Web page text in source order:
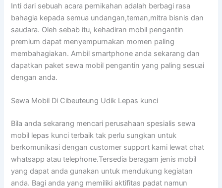
Inti dari sebuah acara pernikahan adalah berbagi rasa
bahagia kepada semua undangan,teman,mitra bisnis dan
saudara. Oleh sebab itu, kehadiran mobil pengantin
premium dapat menyempurnakan momen paling
membahagiakan. Ambil smartphone anda sekarang dan
dapatkan paket sewa mobil pengantin yang paling sesuai
dengan anda.
Sewa Mobil Di Cibeuteung Udik Lepas kunci
Bila anda sekarang mencari perusahaan spesialis sewa
mobil lepas kunci terbaik tak perlu sungkan untuk
berkomunikasi dengan customer support kami lewat chat
whatsapp atau telephone.Tersedia beragam jenis mobil
yang dapat anda gunakan untuk mendukung kegiatan
anda. Bagi anda yang memiliki aktifitas padat namun